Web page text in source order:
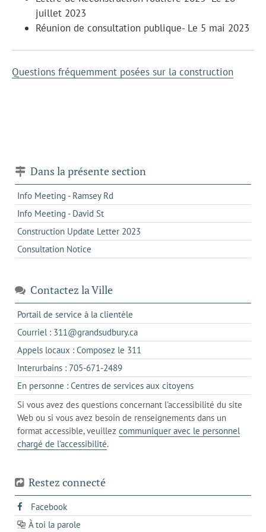
juillet 2023
Réunion de consultation publique- Le 5 mai 2023
Questions fréquemment posées sur la construction
Dans la présente section
Info Meeting - Ramsey Rd
Info Meeting - David St
Construction Update Letter 2023
Consultation Notice
Contactez la Ville
Portail de service à la clientèle
dans
un
nouvel
Courriel : 311@grandsudbury.cas'ouvre
dans
votre
de
messagerie
Appels locaux : Composez le 311
dans
un
client
de
votre
téléphone
Interurbains : 705-671-2489s'ouvre
dans
un
client
de
votre
En personne : Centres de services aux citoyenss'ouvre
dans
l'onglet
actuel
Si vous avez des questions concernant l'accessibilité du site
Web ou si vous avez besoin de renseignements dans un
format accessible, veuillez communiquer avec le personnel
chargé de l'accessibilité.
Restez connecté
Facebooks'ouvre
dans
À toi la parole